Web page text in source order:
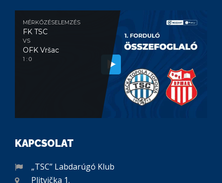
MÉRKŐZÉSELEMZÉS
FK TSC
VS
OFK Vršac
1 : 0
KAPCSOLAT
„TSC” Labdarúgó Klub
Plitvička 1.